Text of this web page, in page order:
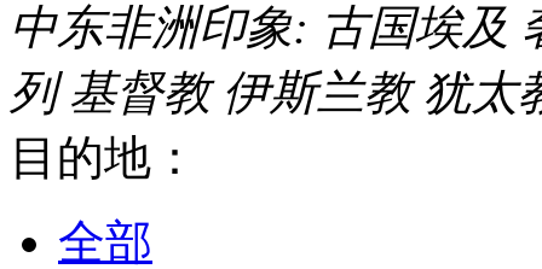
中东非洲印象: 古国埃及
列 基督教 伊斯兰教 犹太
目的地：
全部